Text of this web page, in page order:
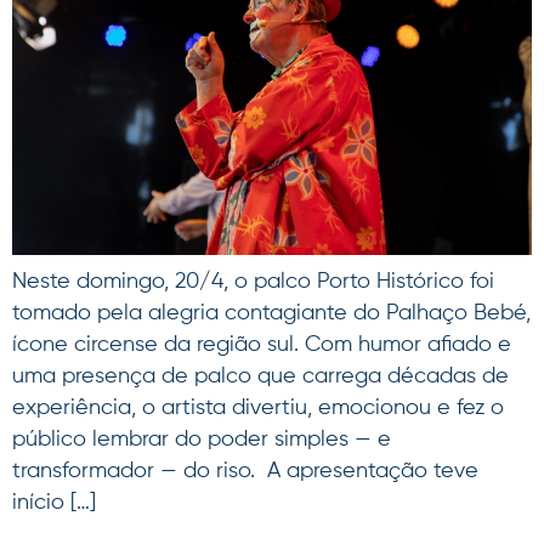
Neste domingo, 20/4, o palco Porto Histórico foi
tomado pela alegria contagiante do Palhaço Bebé,
ícone circense da região sul. Com humor afiado e
uma presença de palco que carrega décadas de
experiência, o artista divertiu, emocionou e fez o
público lembrar do poder simples — e
transformador — do riso. A apresentação teve
início […]